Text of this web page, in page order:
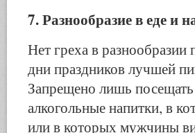
7. Разнообразие в еде и
Нет греха в
дни праздников лучшей
Запрещено лишь
алкогольные напитки, в
или в которых мужчины